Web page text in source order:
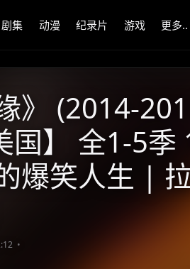
剧集 动漫 纪录片 游戏 更多..
》 (2014-
】 全1-5季
爆笑人生 |